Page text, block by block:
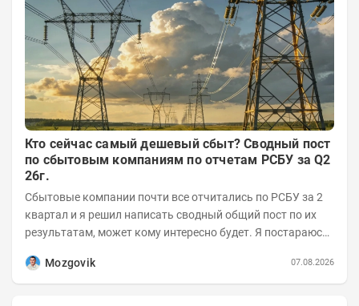
Кто сейчас самый дешевый сбыт? Сводный пост
по сбытовым компаниям по отчетам РСБУ за Q2
26г.
Сбытовые компании почти все отчитались по РСБУ за 2
квартал и я решил написать сводный общий пост по их
результатам, может кому интересно будет. Я постараюсь
Mozgovik
07.08.2026